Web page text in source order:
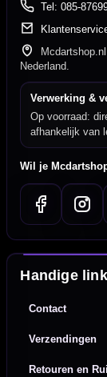
Tel: 085-
Nederland.
Verwerking &
Op voorraad:
afhankelijk van
Wil je
Handige
Contact
Verzendingen
Retouren en